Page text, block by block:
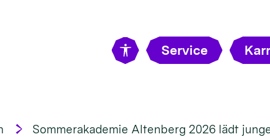
Service
Sommerakademie Altenberg 2026 lädt